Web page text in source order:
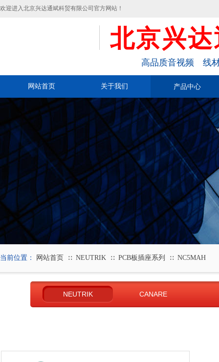
欢迎进入北京兴达通斌科贸有限公司官方网站！
北京兴
高品质音视频 线
网站首页 关于我们 产品中心
当前位置： 网站首页 ∷ NEUTRIK ∷ PCB板插座系列 ∷ NC5MAH
NEUTRIK CANARE